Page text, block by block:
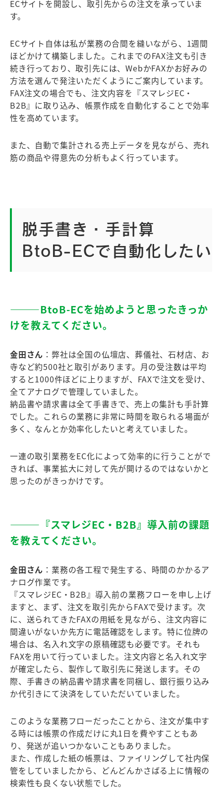
ECサイトを開設し、取引先からの注文を承っていま
す。
ECサイト自体は私が業務の合間を縫いながら、1週間
ほどかけて構築しました。これまでのFAX注文も引き
続き行っており、取引先には、WebかFAXかお好みの
方法を選んで発注いただくようにご案内しています。
FAX注文の場合でも、注文内容を『スマレジEC・
B2B』に取り込み、帳票作成を自動化することで効率
性を高めています。
また、自動で集計される売上データを見ながら、売れ
筋の商品や得意先の分析もよく行っています。
脱手書き・手計算
BtoB-ECで自動化したい
―――BtoB-ECを始めようと思ったきっか
けを教えてください。
金田さん ：弊社は全国の仏壇店、葬儀社、石材店、お
寺など約500社と取引があります。月の受注数は平均
すると1000件ほどに上りますが、FAXで注文を受け、
全てアナログで管理していました。
納品書や請求書は全て手書きで、売上の集計も手計算
でした。これらの業務に非常に時間を取られる場面が
多く、なんとか効率化したいと考えていました。
一連の取引業務をEC化によって効率的に行うことがで
きれば、事業拡大に対して先が開けるのではないかと
思ったのがきっかけです。
―――『スマレジEC・B2B』導⼊前の課題
を教えてください。
金田さん ：業務の各工程で発生する、時間のかかるア
ナログ作業です。
『スマレジEC・B2B』導入前の業務フローを申し上げ
ますと、まず、注文を取引先からFAXで受けます。次
に、送られてきたFAXの用紙を見ながら、注文内容に
間違いがないか先方に電話確認をします。特に位牌の
場合は、名入れ文字の原稿確認も必要です。それも
FAXを用いて行っていました。注文内容と名入れ文字
が確定したら、製作して取引先に発送します。その
際、手書きの納品書や請求書を同梱し、銀行振り込み
か代引きにて決済をしていただいていました。
このような業務フローだったことから、注文が集中す
る時には帳票の作成だけに丸1日を費やすこともあ
り、発送が追いつかないこともありました。
また、作成した紙の帳票は、ファイリングして社内保
管をしていましたから、どんどんかさばる上に情報の
検索性も良くない状態でした。